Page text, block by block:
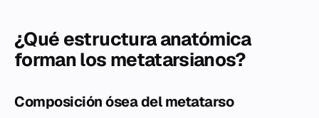
¿Qué estructura anatómica
forman los metatarsianos?
Composición ósea del metatarso